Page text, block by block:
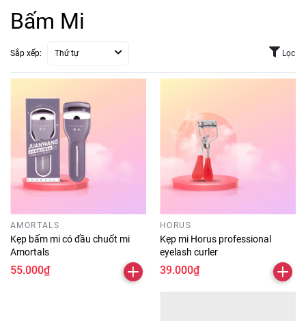
Bấm Mi
Sắp xếp: Thứ tự Lọc
AMORTALS
Kẹp bấm mi có đầu chuốt mi
Amortals
55.000₫
HORUS
Kẹp mi Horus professional
eyelash curler
39.000₫